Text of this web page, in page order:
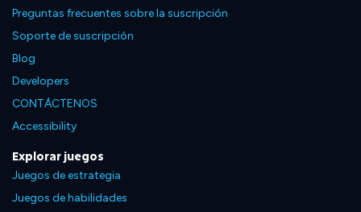
Preguntas frecuentes sobre la suscripción
Soporte de suscripción
Blog
Developers
CONTÁCTENOS
Accessibility
Explorar juegos
Juegos de estrategia
Juegos de habilidades